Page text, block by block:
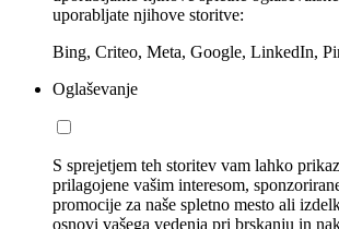
uporabljate njihove storitve:
Bing, Criteo, Meta, Google, LinkedIn,
Oglaševanje
S sprejetjem teh storitev vam lahko
prilagojene vašim interesom,
promocije za naše spletno mesto ali
osnovi vašega vedenja pri brskanju in